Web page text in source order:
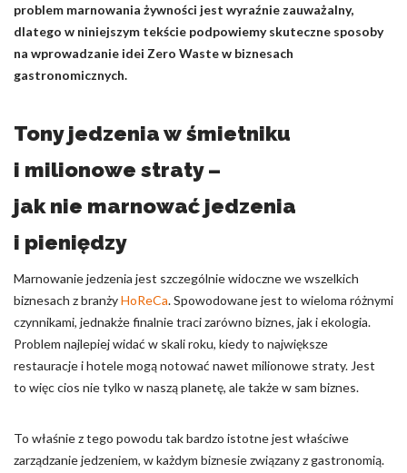
problem marnowania żywności jest wyraźnie zauważalny,
dlatego w niniejszym tekście podpowiemy skuteczne sposoby
na wprowadzanie idei Zero Waste w biznesach
gastronomicznych.
Tony jedzenia w śmietniku
i milionowe straty –
jak nie marnować jedzenia
i pieniędzy
Marnowanie jedzenia jest szczególnie widoczne we wszelkich
biznesach z branżyHoReCa. Spowodowane jest to wieloma różnymi
czynnikami, jednakże finalnie traci zarówno biznes, jak i ekologia.
Problem najlepiej widać w skali roku, kiedy to największe
restauracje i hotele mogą notować nawet milionowe straty. Jest
to więc cios nie tylko w naszą planetę, ale także w sam biznes.
To właśnie z tego powodu tak bardzo istotne jest właściwe
zarządzanie jedzeniem, w każdym biznesie związany z gastronomią.
wydawców i reklamodawców strony trzeciej.
Nieklasyfikowane
Odrzuć
Zapisz moje preferencje